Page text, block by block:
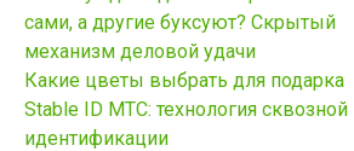
сами, а другие буксуют? Скрытый
механизм деловой удачи
Какие цветы выбрать для подарка
Stable ID МТС: технология сквозной
идентификации